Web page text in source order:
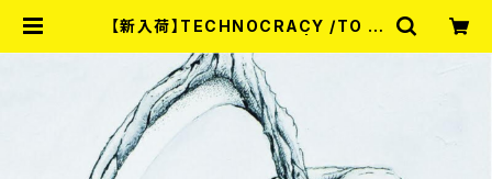
【新入荷】TECHNOCRACY /TO H
D SHOP MISERY